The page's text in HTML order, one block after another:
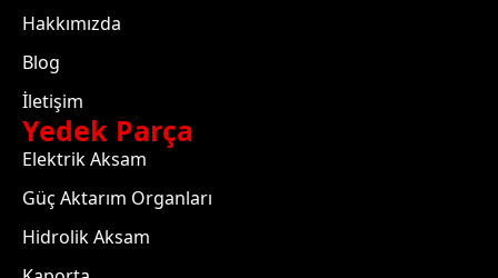
Hakkımızda
Blog
İletişim
Yedek Parça
Elektrik Aksam
Güç Aktarım Organları
Hidrolik Aksam